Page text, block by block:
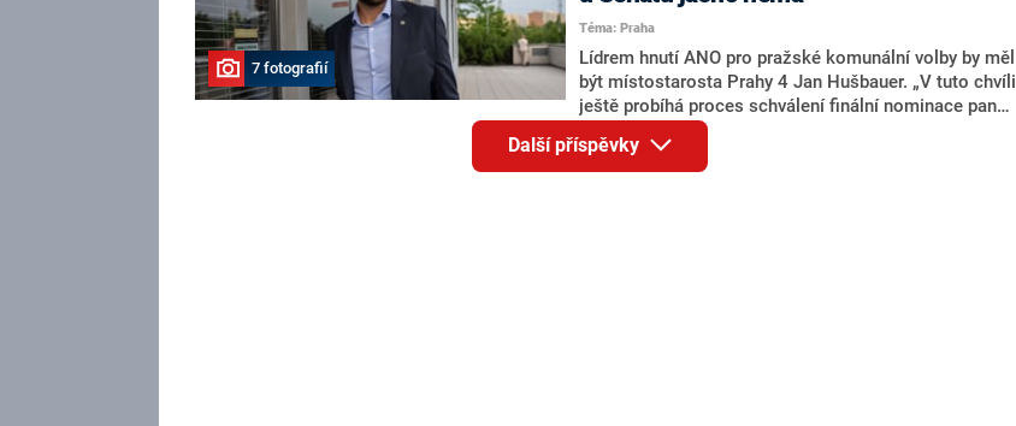
pravděpodobné, že se v prezidentských volbách 2028
bude znovu opakovat souboj z roku 2023?
7 fotografií
Téma: Praha
Lídrem hnutí ANO pro pražské komunální volby by měl
být místostarosta Prahy 4 Jan Hušbauer. „V tuto chvíli
ještě probíhá proces schválení finální nominace pana
Jana Hušbauera Výborem hnutí ANO,“ uvedl pro
redakci místopředseda pražského ANO Martin
Benkovič. O Hušbauerovi se spekulovalo jako o
Další příspěvky